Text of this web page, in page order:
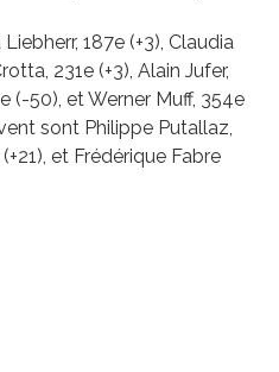
187e (+3), Claudia
231e (+3), Alain Jufer,
(-50), et Werner Muff, 354e
sont Philippe Putallaz,
et Frédérique Fabre